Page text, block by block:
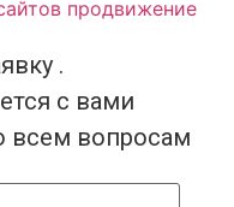
.
с вами
всем вопросам